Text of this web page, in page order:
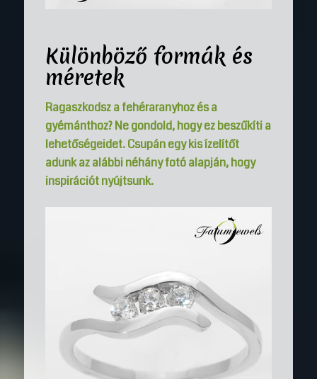
Különböző formák és
méretek
Ragaszkodsz a fehéraranyhoz és a
gyémánthoz? Ne gondold, hogy ez beszűkíti a
lehetőségeidet. Csupán egy kis ízelítőt
adunk az alábbi néhány fotó alapján, hogy
inspirációt nyújtsunk.